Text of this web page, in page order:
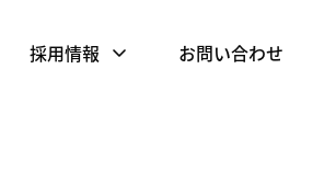
採用情報 お問い合わせ